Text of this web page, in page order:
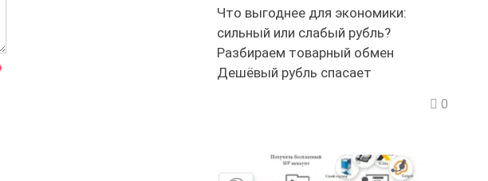
Что выгоднее для экономики:
сильный или слабый рубль?
Разбираем товарный обмен
Дешёвый рубль спасает
0